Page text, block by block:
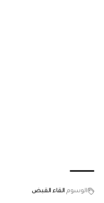
الوسوم القاء القبض